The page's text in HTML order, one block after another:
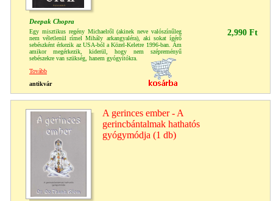
Deepak Chopra
Egy misztikus regény Michaelről (akinek neve valószínűleg
nem véletlenül rímel Mihály arkangyaléra), aki sokat ígérő
sebészként érkezik az USA-ból a Közel-Keletre 1996-ban. Ám
amikor megérkezik, kiderül, hogy nem szépreményű
sebészekre van szükség, hanem gyógyítókra.
2,990 Ft
Tovább
antikvár
A gerinces ember - A
gerincbántalmak hathatós
gyógymódja (1 db)